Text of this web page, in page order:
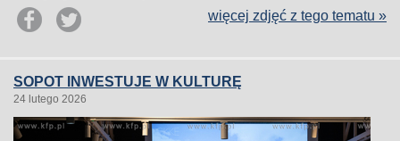
więcej zdjęć z tego tematu »
SOPOT INWESTUJE W KULTURĘ
24 lutego 2026